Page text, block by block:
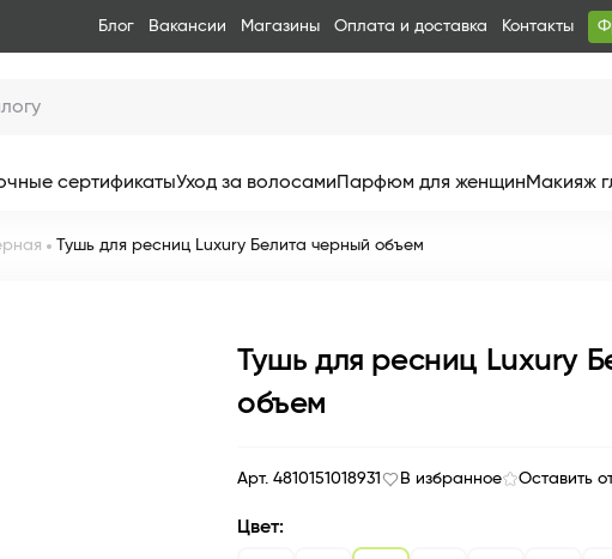
Блог Вакансии Магазины Оплата и доставка Контакты
сертификатыУход за волосамиПарфюм для женщинМакияж
Тушь для ресниц Luxury Белита черный объем
Тушь для ресниц Luxury
объем
Арт. 4810151018931 В избранное Оставить
Цвет: